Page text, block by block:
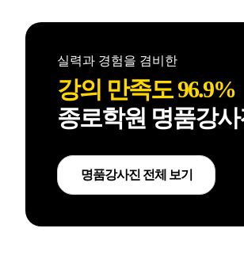
수능전문반
성공을 향한 비상!!
실력과 경험을 겸비한
강의 만족도 96.9%
종로학원 명품강사
명품강사진 전체 보기